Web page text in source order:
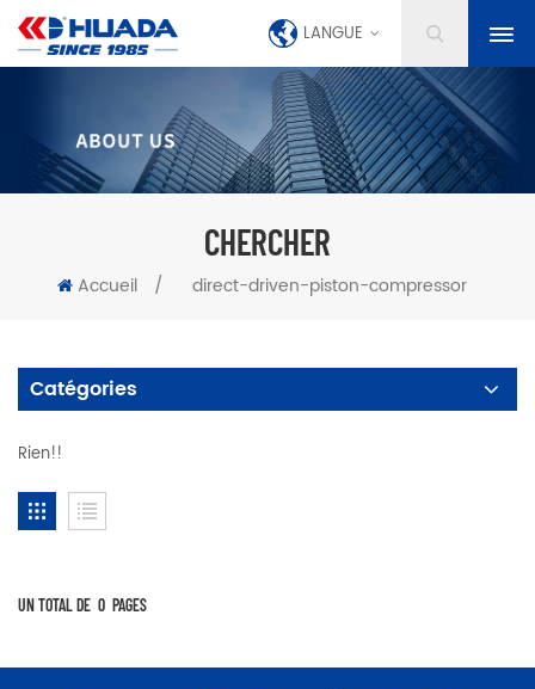
LANGUE
CHERCHER
Accueil / direct-driven-piston-compressor
Catégories
Rien!!
UN TOTAL DE 0 PAGES